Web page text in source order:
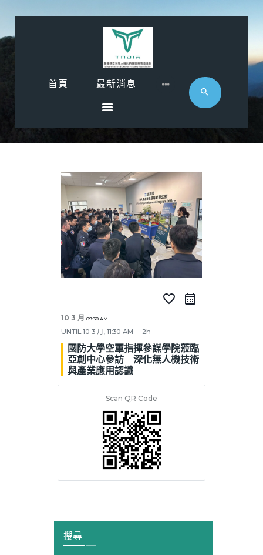
首頁 最新消息
首頁
影音專區
近期活動
協會廠商
favorite_border
10 3 月 09:30 AM
UNTIL10 3 月, 11:30 AM 2h
國防大學空軍指揮參謀學院蒞臨
亞創中心參訪 深化無人機技術
與產業應用認識
Scan QR Code
搜尋